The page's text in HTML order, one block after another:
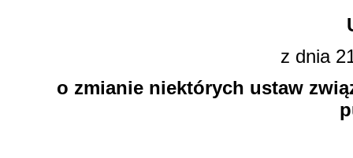
z dnia
o zmianie niektórych ustaw